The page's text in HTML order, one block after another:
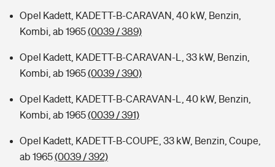
Opel Kadett, KADETT-B-CARAVAN, 40 kW, Benzin,
Kombi, ab 1965(0039 / 389)
Opel Kadett, KADETT-B-CARAVAN-L, 33 kW, Benzin,
Kombi, ab 1965(0039 / 390)
Opel Kadett, KADETT-B-CARAVAN-L, 40 kW, Benzin,
Kombi, ab 1965(0039 / 391)
Opel Kadett, KADETT-B-COUPE, 33 kW, Benzin, Coupe,
ab 1965(0039 / 392)